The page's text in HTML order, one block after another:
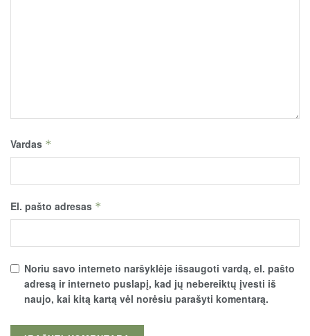
Vardas *
El. pašto adresas *
Noriu savo interneto naršyklėje išsaugoti vardą, el. pašto
adresą ir interneto puslapį, kad jų nebereiktų įvesti iš
naujo, kai kitą kartą vėl norėsiu parašyti komentarą.